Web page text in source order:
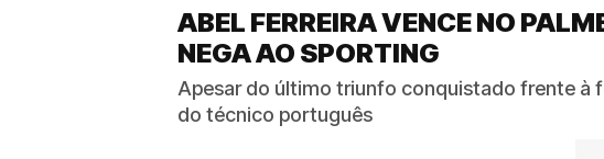
ABEL FERREIRA VENCE NO
NEGA AO SPORTING
Apesar do último triunfo conquistado frente
do técnico português